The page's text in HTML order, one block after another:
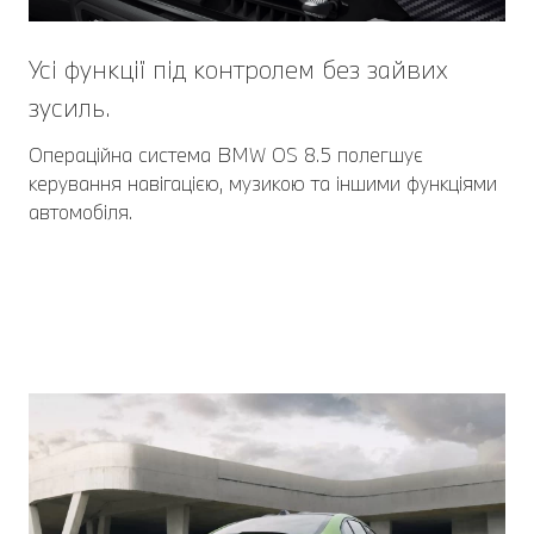
Усі функції під контролем без зайвих
зусиль.
Операційна система BMW OS 8.5 полегшує
керування навігацією, музикою та іншими функціями
автомобіля.